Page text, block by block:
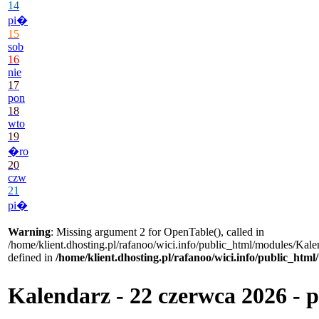
14
pi�
15
sob
16
nie
17
pon
18
wto
19
�ro
20
czw
21
pi�
Warning: Missing argument 2 for OpenTable(), called in
/home/klient.dhosting.pl/rafanoo/wici.info/public_html/modules/
defined in /home/klient.dhosting.pl/rafanoo/wici.info/
Kalendarz - 22 czerwca 2026 -